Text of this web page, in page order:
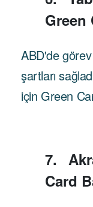
Green
ABD'de
şartları
için Green
7.
Card